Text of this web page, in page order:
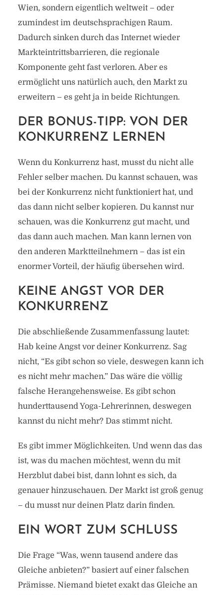
Wien, sondern eigentlich weltweit – oder
zumindest im deutschsprachigen Raum.
Dadurch sinken durch das Internet wieder
Markteintrittsbarrieren, die regionale
Komponente geht fast verloren. Aber es
ermöglicht uns natürlich auch, den Markt zu
erweitern – es geht ja in beide Richtungen.
DER BONUS-TIPP: VON DER
KONKURRENZ LERNEN
Wenn du Konkurrenz hast, musst du nicht alle
Fehler selber machen. Du kannst schauen, was
bei der Konkurrenz nicht funktioniert hat, und
das dann nicht selber kopieren. Du kannst nur
schauen, was die Konkurrenz gut macht, und
das dann auch machen. Man kann lernen von
den anderen Marktteilnehmern – das ist ein
enormer Vorteil, der häufig übersehen wird.
KEINE ANGST VOR DER
KONKURRENZ
Die abschließende Zusammenfassung lautet:
Hab keine Angst vor deiner Konkurrenz. Sag
nicht, “Es gibt schon so viele, deswegen kann ich
es nicht mehr machen.” Das wäre die völlig
falsche Herangehensweise. Es gibt schon
hunderttausend Yoga-Lehrerinnen, deswegen
kannst du nicht mehr? Das stimmt nicht.
Es gibt immer Möglichkeiten. Und wenn das das
ist, was du machen möchtest, wenn du mit
Herzblut dabei bist, dann lohnt es sich, da
genauer hinzuschauen. Der Markt ist groß genug
– du musst nur deinen Platz darin finden.
EIN WORT ZUM SCHLUSS
Die Frage “Was, wenn tausend andere das
Gleiche anbieten?” basiert auf einer falschen
Prämisse. Niemand bietet exakt das Gleiche an